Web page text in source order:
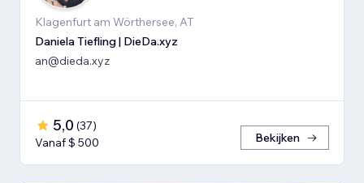
Klagenfurt am Wörthersee, AT
Daniela Tiefling | DieDa.xyz
an@dieda.xyz
5,0 (37)
Vanaf $ 500
Bekijken